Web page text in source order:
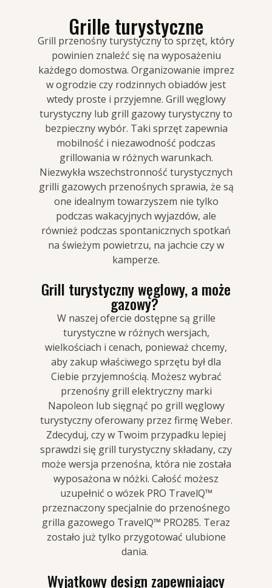
Grille turystyczne
Grill przenośny turystyczny to sprzęt, który
powinien znaleźć się na wyposażeniu
każdego domostwa. Organizowanie imprez
w ogrodzie czy rodzinnych obiadów jest
wtedy proste i przyjemne. Grill węglowy
turystyczny lub grill gazowy turystyczny to
bezpieczny wybór. Taki sprzęt zapewnia
mobilność i niezawodność podczas
grillowania w różnych warunkach.
Niezwykła wszechstronność turystycznych
grilli gazowych przenośnych sprawia, że są
one idealnym towarzyszem nie tylko
podczas wakacyjnych wyjazdów, ale
również podczas spontanicznych spotkań
na świeżym powietrzu, na jachcie czy w
kamperze.
Grill turystyczny węglowy, a może
gazowy?
W naszej ofercie dostępne są grille
turystyczne w różnych wersjach,
wielkościach i cenach, ponieważ chcemy,
aby zakup właściwego sprzętu był dla
Ciebie przyjemnością. Możesz wybrać
przenośny grill elektryczny marki
Napoleon lub sięgnąć po grill węglowy
turystyczny oferowany przez firmę Weber.
Zdecyduj, czy w Twoim przypadku lepiej
sprawdzi się grill turystyczny składany, czy
może wersja przenośna, która nie została
wyposażona w nóżki. Całość możesz
uzupełnić o wózek PRO TravelQ™
przeznaczony specjalnie do przenośnego
grilla gazowego TravelQ™ PRO285. Teraz
zostało już tylko przygotować ulubione
dania.
Wyjątkowy design zapewniający